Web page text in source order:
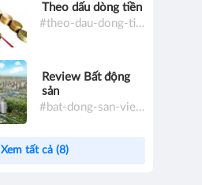
Theo dấu dòng tiền
#theo-dau-dong-tien
Review Bất động
sản
#bat-dong-san-viet-nam
Xem tất cả (8)